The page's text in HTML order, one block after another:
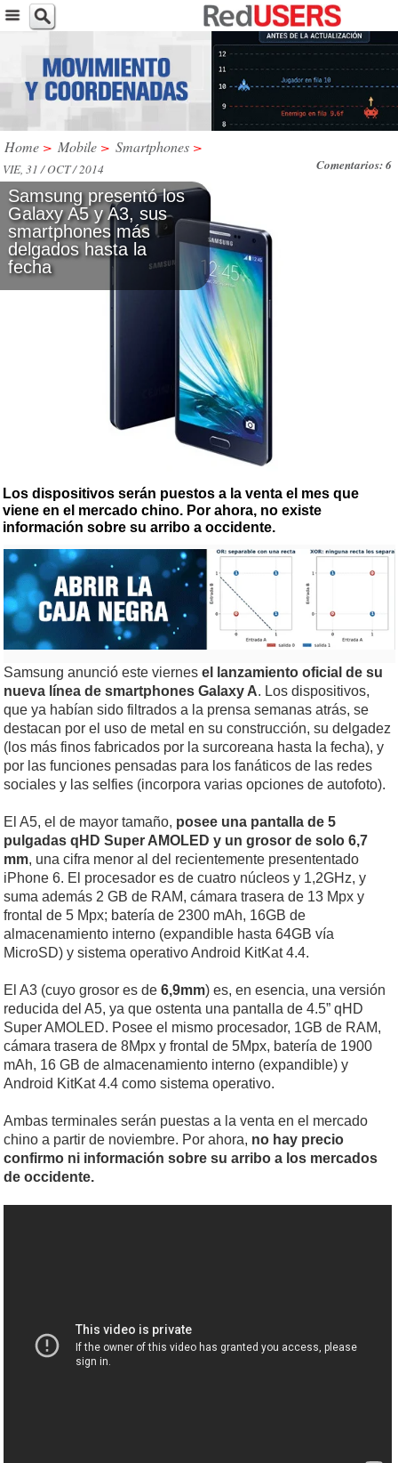
Home > Mobile > Smartphones >
Comentarios: 6
VIE, 31 / OCT / 2014
Samsung presentó los
Galaxy A5 y A3, sus
smartphones más
delgados hasta la
fecha
Los dispositivos serán puestos a la venta el mes que
viene en el mercado chino. Por ahora, no existe
información sobre su arribo a occidente.
Samsung anunció este viernes el lanzamiento oficial de su
nueva línea de smartphones Galaxy A. Los dispositivos,
que ya habían sido filtrados a la prensa semanas atrás, se
destacan por el uso de metal en su construcción, su delgadez
(los más finos fabricados por la surcoreana hasta la fecha), y
por las funciones pensadas para los fanáticos de las redes
sociales y las selfies (incorpora varias opciones de autofoto).
El A5, el de mayor tamaño, posee una pantalla de 5
pulgadas qHD Super AMOLED y un grosor de solo 6,7
mm, una cifra menor al del recientemente presententado
iPhone 6. El procesador es de cuatro núcleos y 1,2GHz, y
suma además 2 GB de RAM, cámara trasera de 13 Mpx y
frontal de 5 Mpx; batería de 2300 mAh, 16GB de
almacenamiento interno (expandible hasta 64GB vía
MicroSD) y sistema operativo Android KitKat 4.4.
El A3 (cuyo grosor es de 6,9mm) es, en esencia, una versión
reducida del A5, ya que ostenta una pantalla de 4.5” qHD
Super AMOLED. Posee el mismo procesador, 1GB de RAM,
cámara trasera de 8Mpx y frontal de 5Mpx, batería de 1900
mAh, 16 GB de almacenamiento interno (expandible) y
Android KitKat 4.4 como sistema operativo.
Ambas terminales serán puestas a la venta en el mercado
chino a partir de noviembre. Por ahora, no hay precio
confirmo ni información sobre su arribo a los mercados
de occidente.